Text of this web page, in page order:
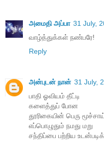
அமைதி அப்பா 31 July,
வாழ்த்துக்கள் நண்பரே!
Reply
அன்புடன் நான் 31 July,
பாதி ஓவியம் தீட்டி
களைத்துப் போன
தூரிகையின் பெரு
எப்பொழுதும் நமது மறு
சந்திப்பை பற்றிய